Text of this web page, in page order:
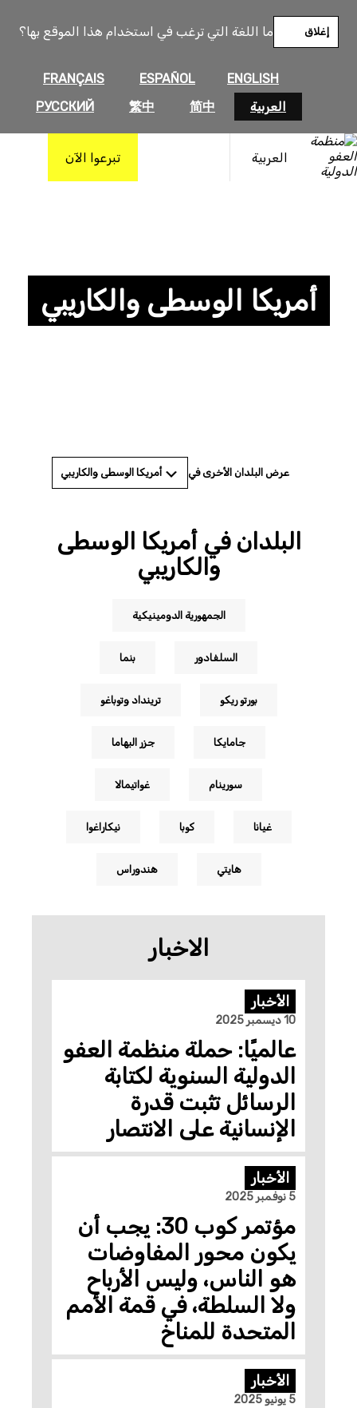
ما اللغة التي ترغب في استخدام هذا الموقع بها؟
ENGLISH
ESPAÑOL
FRANÇAIS
العربية
简中
繁中
РУССКИЙ
إغلاق
العربية تبرعوا الآن
أمريكا الوسطى والكاريبي
عرض البلدان الأخرى في أمريكا الوسطى والكاريبي
البلدان في أمريكا الوسطى
والكاريبي
الجمهورية الدومينيكية
السلفادور بنما
بورتو ريكو ترينداد وتوباغو
جامايكا جزر البهاما
سورينام غواتيمالا
غيانا كوبا نيكاراغوا
هايتي هندوراس
الاخبار
الأخبار
10 ديسمبر 2025
عالميًا: حملة منظمة العفو
الدولية السنوية لكتابة
الرسائل تثبت قدرة
الإنسانية على الانتصار
الأخبار
5 نوفمبر 2025
مؤتمر كوب 30: يجب أن
يكون محور المفاوضات
هو الناس، وليس الأرباح
ولا السلطة، في قمة الأمم
المتحدة للمناخ
الأخبار
5 يونيو 2025